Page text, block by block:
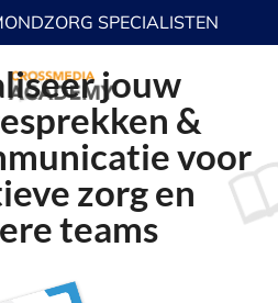
SPECIALISTEN
jouw
&
voor
zorg en
teams